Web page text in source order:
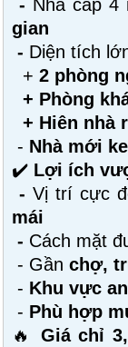
- Nhà cấp 4
gian
- Diện tích
+ 2 phòng
+ Phòng
+ Hiên nhà
- Nhà mới
✔️ Lợi ích
- Vị trí cực
mái
- Cách mặt
- Gần chợ,
- Khu vực
- Phù hợp
🔥 Giá chỉ